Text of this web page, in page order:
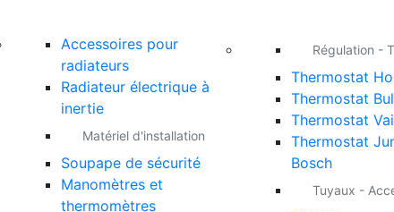
Accessoires pour
radiateurs
Radiateur électrique à
inertie
Matériel d'installation
Soupape de sécurité
Manomètres et
thermomètres
Régulation -
Thermostat
Thermostat
Thermostat
Thermostat
Bosch
Tuyaux -